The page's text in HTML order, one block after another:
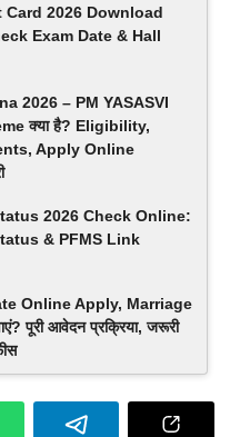
Card 2026 Download
Exam Date & Hall
2026 – PM YASASVI
क्या है? Eligibility,
Apply Online
2026 Check Online:
& PFMS Link
Online Apply, Marriage
पूरी आवेदन प्रक्रिया, जरूरी